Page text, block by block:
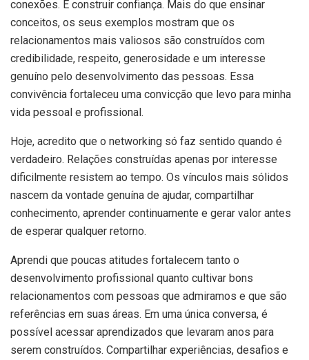
conexões. É construir confiança. Mais do que ensinar
conceitos, os seus exemplos mostram que os
relacionamentos mais valiosos são construídos com
credibilidade, respeito, generosidade e um interesse
genuíno pelo desenvolvimento das pessoas. Essa
convivência fortaleceu uma convicção que levo para minha
vida pessoal e profissional.
Hoje, acredito que o networking só faz sentido quando é
verdadeiro. Relações construídas apenas por interesse
dificilmente resistem ao tempo. Os vínculos mais sólidos
nascem da vontade genuína de ajudar, compartilhar
conhecimento, aprender continuamente e gerar valor antes
de esperar qualquer retorno.
Aprendi que poucas atitudes fortalecem tanto o
desenvolvimento profissional quanto cultivar bons
relacionamentos com pessoas que admiramos e que são
referências em suas áreas. Em uma única conversa, é
possível acessar aprendizados que levaram anos para
serem construídos. Compartilhar experiências, desafios e